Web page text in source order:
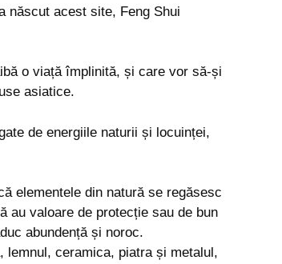
născut acest site, Feng Shui
o viață împlinită, și care vor să-și
asiatice.
de energiile naturii și locuinței,
elementele din natură se regăsesc
au valoare de protecție sau de bun
abundență și noroc.
lemnul, ceramica, piatra și metalul,